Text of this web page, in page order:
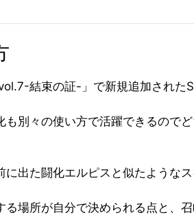
結束の証-」で新規追加されたS
も別々の使い方で活躍できるので
出た闘化エルピスと似たようなス
る場所が自分で決められる点と、